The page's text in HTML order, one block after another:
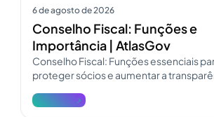
6 de agosto de 2026
Conselho Fiscal: Funções e
Importância | AtlasGov
Conselho Fiscal: Funções essenciais
proteger sócios e aumentar a
e atualize a fiscalização.
Ver mais